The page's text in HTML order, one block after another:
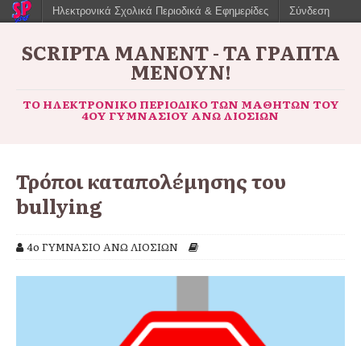
SCRIPTA MANENT - ΤΑ ΓΡΑΠΤΆ
ΜΈΝΟΥΝ!
ΤΟ ΗΛΕΚΤΡΟΝΙΚΌ ΠΕΡΙΟΔΙΚΌ ΤΩΝ ΜΑΘΗΤΏΝ ΤΟΥ
4ΟΥ ΓΥΜΝΑΣΊΟΥ ΆΝΩ ΛΙΟΣΊΩΝ
Τρόποι καταπολέμησης του
bullying
4ο ΓΥΜΝΑΣΙΟ ΑΝΩ ΛΙΟΣΙΩΝ
Ηλεκτρονικά Σχολικά Περιοδικά & Εφημερίδες Σύνδεση